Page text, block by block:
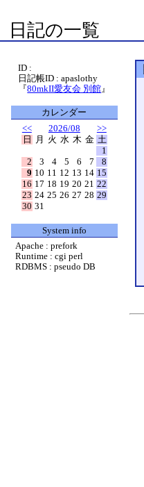
日記の一覧
ID :
日記帳ID : apaslothy
『80mkII愛友会 別館 』
カレンダー
<<
2026/08
>>
日
月 火 水 木 金 土
1
2
3 4 5 6 7
8
9 10 11 12 13 14 15
16 17 18 19 20 21 22
23 24 25 26 27 28 29
30 31
System info
Apache : prefork
Runtime : cgi perl
RDBMS : pseudo DB